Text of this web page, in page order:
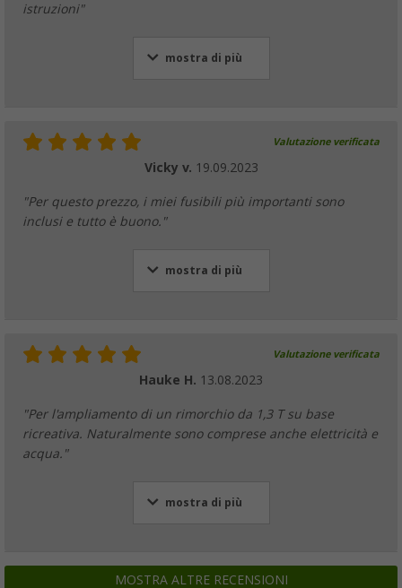
istruzioni"
mostra di più
Valutazione verificata
Vicky v. 19.09.2023
"Per questo prezzo, i miei fusibili più importanti sono
inclusi e tutto è buono."
mostra di più
Valutazione verificata
Hauke H. 13.08.2023
"Per l'ampliamento di un rimorchio da 1,3 T su base
ricreativa. Naturalmente sono comprese anche elettricità e
acqua."
mostra di più
MOSTRA ALTRE RECENSIONI